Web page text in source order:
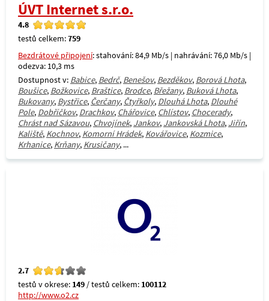
ÚVT Internet s.r.o.
4.8
testů celkem:759
Bezdrátové připojení: stahování: 84,9 Mb/s | nahrávání: 76,0 Mb/s |
odezva: 10,3 ms
Dostupnost v: Babice, Bedrč, Benešov, Bezděkov, Borová Lhota,
Boušice, Božkovice, Braštice, Brodce, Břežany, Buková Lhota,
Bukovany, Bystřice, Čerčany, Čtyřkoly, Dlouhá Lhota, Dlouhé
Pole, Dobříčkov, Drachkov, Chářovice, Chlístov, Chocerady,
Chrást nad Sázavou, Chvojínek, Jankov, Jankovská Lhota, Jiřín,
Kaliště, Kochnov, Komorní Hrádek, Kovářovice, Kozmice,
Krhanice, Krňany, Krusičany, ...
2.7
testů v okrese: 149 / testů celkem: 100112
http://www.o2.cz